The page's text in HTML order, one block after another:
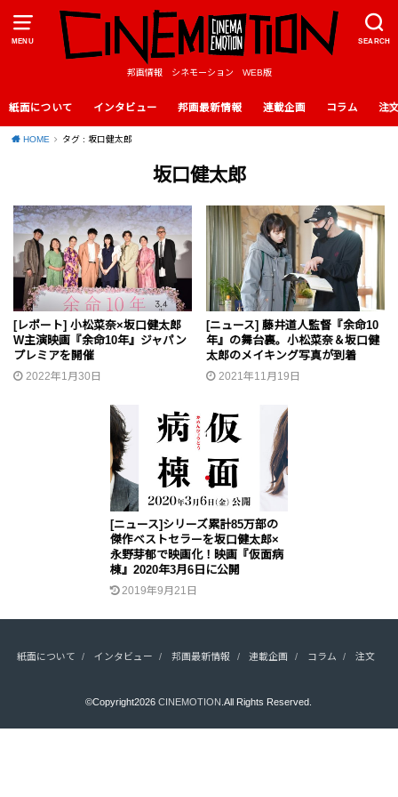
MENU SEARCH
邦画情報 シネモーション WEB版
紙面について インタビュー 邦画最新情報 連載企画 コラム 注
HOME タグ : 坂口健太郎
坂口健太郎
[レポート] 小松菜奈×坂口健太郎
W主演映画『余命10年』ジャパン
プレミアを開催
2022年1月30日
[ニュース] 藤井道人監督『余命10
年』の舞台裏。小松菜奈＆坂口健
太郎のメイキング写真が到着
2021年11月19日
[ニュース]シリーズ累計85万部の
傑作ベストセラーを坂口健太郎×
永野芽郁で映画化！映画『仮面病
棟』2020年3月6日に公開
2019年9月21日
紙面について インタビュー 邦画最新情報 連載企画 コラム 注文
©Copyright2026CINEMOTION .All Rights Reserved.